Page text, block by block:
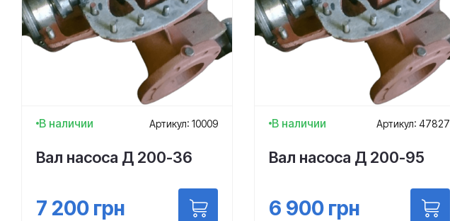
В наличии Артикул: 10009
Вал насоса Д 200-36
7 200 грн
В наличии Артикул: 47827
Вал насоса Д 200-95
6 900грн